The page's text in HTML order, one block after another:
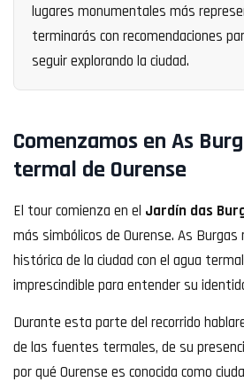
lugares monumentales más
terminarás con recomendaciones
seguir explorando la ciudad.
Comenzamos en As
termal de Ourense
El tour comienza en el Jardín das
más simbólicos de Ourense. As
histórica de la ciudad con el agua
imprescindible para entender su
Durante esta parte del recorrido
de las fuentes termales, de su
por qué Ourense es conocida como